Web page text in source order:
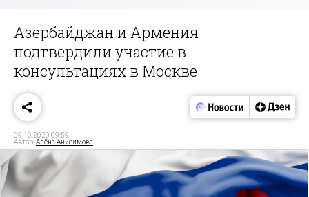
Азербайджан и Армения
подтвердили участие в
консультациях в Москве
09.10.2020 09:59
Автор:Алёна Анисимова